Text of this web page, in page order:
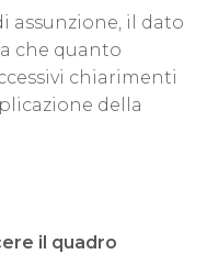
assunzione, il dato
che quanto
chiarimenti
della
il quadro